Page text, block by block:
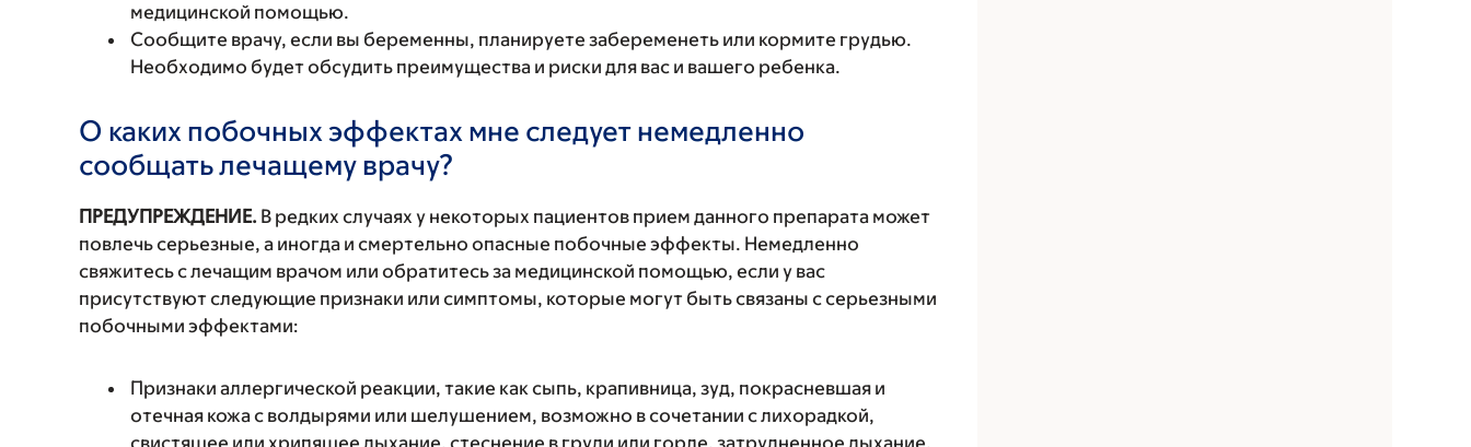
медицинской помощью.
Сообщите врачу, если вы беременны, планируете забеременеть или кормите грудью.
Необходимо будет обсудить преимущества и риски для вас и вашего ребенка.
О каких побочных эффектах мне следует немедленно
сообщать лечащему врачу?
ПРЕДУПРЕЖДЕНИЕ. В редких случаях у некоторых пациентов прием данного препарата может
повлечь серьезные, а иногда и смертельно опасные побочные эффекты. Немедленно
свяжитесь с лечащим врачом или обратитесь за медицинской помощью, если у вас
присутствуют следующие признаки или симптомы, которые могут быть связаны с серьезными
побочными эффектами:
Признаки аллергической реакции, такие как сыпь, крапивница, зуд, покрасневшая и
отечная кожа с волдырями или шелушением, возможно в сочетании с лихорадкой,
свистящее или хрипящее дыхание, стеснение в груди или горле, затрудненное дыхание,